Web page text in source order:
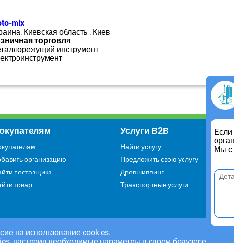
mix
Киевская область , Киев
торговля
инструмент
Если
Мы с
на использование cookies.
настроив необходимые параметры в своем браузере.
организацию
поставщика
товар
Услуги В2В
Найти услугу
Предложить свою услугу
Дропшиппинг
Транспортные услуги